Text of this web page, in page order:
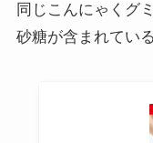
同じこんにゃくグ
砂糖が含まれてい